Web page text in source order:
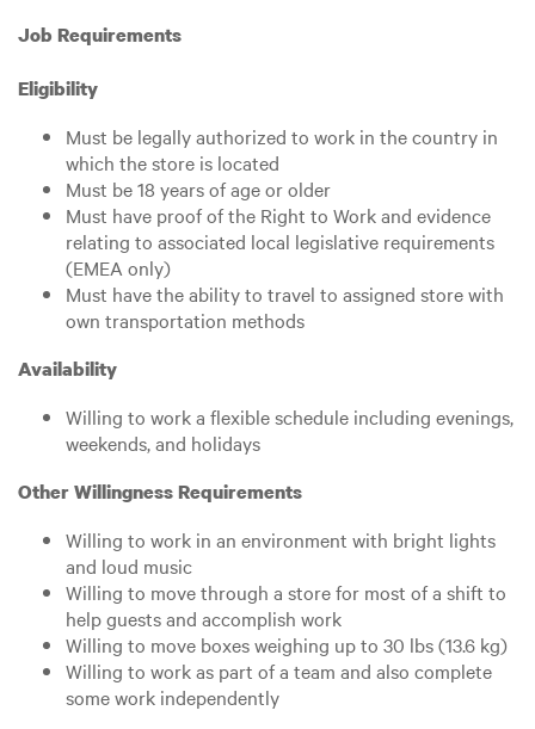
Job Requirements
Eligibility
Must be legally authorized to work in the country in
which the store is located
Must be 18 years of age or older
Must have proof of the Right to Work and evidence
relating to associated local legislative requirements
(EMEA only)
Must have the ability to travel to assigned store with
own transportation methods
Availability
Willing to work a flexible schedule including evenings,
weekends, and holidays
Other Willingness Requirements
Willing to work in an environment with bright lights
and loud music
Willing to move through a store for most of a shift to
help guests and accomplish work
Willing to move boxes weighing up to 30 lbs (13.6 kg)
Willing to work as part of a team and also complete
some work independently